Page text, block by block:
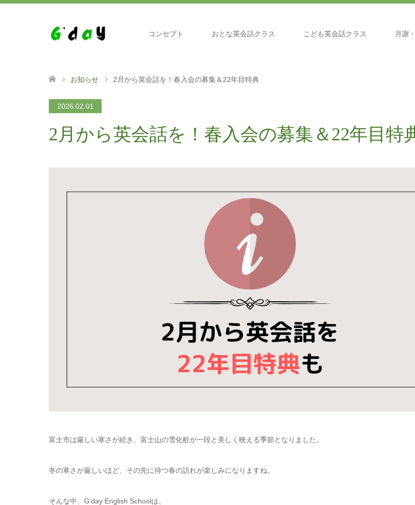
コンセプト おとな英会話クラス こども英会話クラス 月謝
お知らせ 2月から英会話を！春入会の募集＆22年目特典
2026.02.01
2月から英会話を！春入会の募集＆22年目特
富士市は厳しい寒さが続き、富士山の雪化粧が一段と美しく映える季節となりました。
冬の寒さが厳しいほど、その先に待つ春の訪れが楽しみになりますね。
そんな中、G’day English Schoolは、